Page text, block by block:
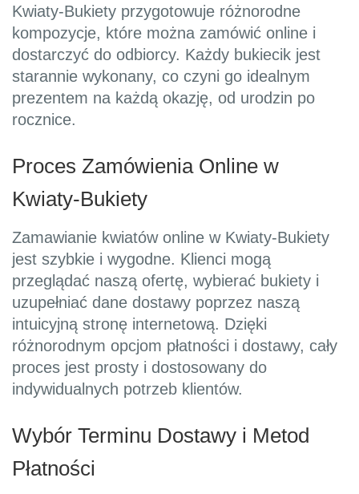
Kwiaty-Bukiety przygotowuje różnorodne
kompozycje, które można zamówić online i
dostarczyć do odbiorcy. Każdy bukiecik jest
starannie wykonany, co czyni go idealnym
prezentem na każdą okazję, od urodzin po
rocznice.
Proces Zamówienia Online w
Kwiaty-Bukiety
Zamawianie kwiatów online w Kwiaty-Bukiety
jest szybkie i wygodne. Klienci mogą
przeglądać naszą ofertę, wybierać bukiety i
uzupełniać dane dostawy poprzez naszą
intuicyjną stronę internetową. Dzięki
różnorodnym opcjom płatności i dostawy, cały
proces jest prosty i dostosowany do
indywidualnych potrzeb klientów.
Wybór Terminu Dostawy i Metod
Płatności